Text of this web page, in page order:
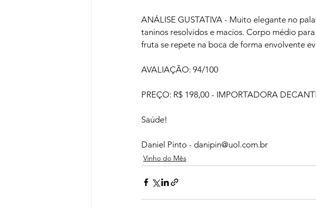
ANÁLISE GUSTATIVA - Muito elegante no
taninos resolvidos e macios. Corpo médio
fruta se repete na boca de forma envolvente
AVALIAÇÃO: 94/100
PREÇO: R$ 198,00 - IMPORTADORA
Saúde!
Daniel Pinto - danipin@uol.com.br
Vinho do Mês